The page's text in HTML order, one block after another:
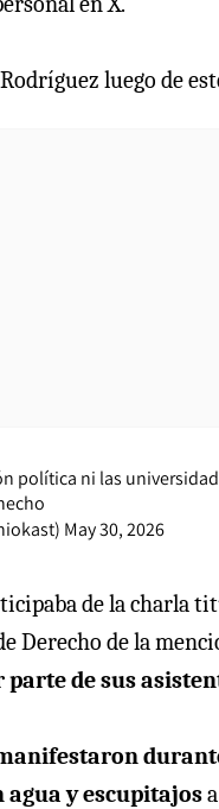
luego de
política ni las
May 30, 2026
de la charla
Derecho de la
parte de sus
y escupitajos